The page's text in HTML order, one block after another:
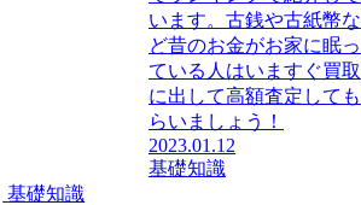
います。古銭や古紙幣な
ど昔のお金がお家に眠っ
ている人はいますぐ買取
に出して高額査定しても
らいましょう！
2023.01.12
基礎知識
基礎知識